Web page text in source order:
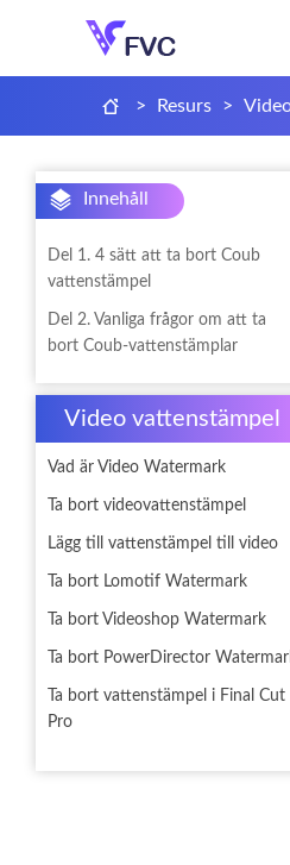
> Resurs >
Innehåll
Del 1. 4 sätt att ta bort Coub
vattenstämpel
Del 2. Vanliga frågor om att ta
bort Coub-vattenstämplar
Video vattenstämpel
Vad är Video Watermark
Ta bort videovattenstämpel
Lägg till vattenstämpel till video
Ta bort Lomotif Watermark
Ta bort Videoshop Watermark
Ta bort PowerDirector
Ta bort vattenstämpel i Final Cut
Pro